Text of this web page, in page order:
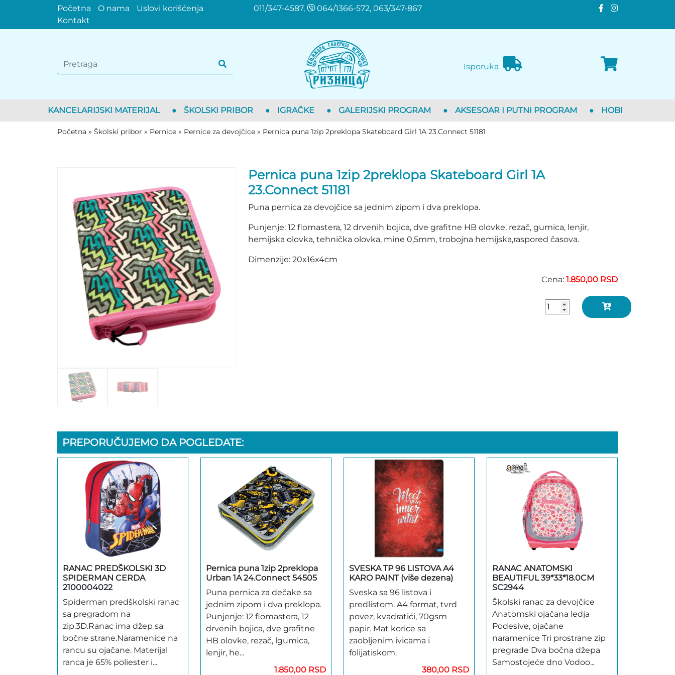
Početna O nama
Uslovi korišćenja
Kontakt
011/347-4587, 064/1366-572, 063/347-867
Isporuka
KANCELARIJSKI MATERIJAL ● ŠKOLSKI PRIBOR ● IGRAČKE ● GALERIJSKI PROGRAM ● AKSESOAR I PUTNI PROGRAM ● HOBI
Početna » Školski pribor » Pernice » Pernice za devojčice » Pernica puna 1zip 2preklopa Skateboard Girl 1A 23.Connect 51181
Pernica puna 1zip 2preklopa Skateboard Girl 1A
23.Connect 51181
Puna pernica za devojčice sa jednim zipom i dva preklopa.
Punjenje: 12 flomastera, 12 drvenih bojica, dve grafitne HB olovke, rezač, gumica, lenjir,
hemijska olovka, tehnička olovka, mine 0,5mm, trobojna hemijska,raspored časova.
Dimenzije: 20x16x4cm
Cena: 1.850,00 RSD
PREPORUČUJEMO DA POGLEDATE:
RANAC PREDŠKOLSKI 3D
SPIDERMAN CERDA
2100004022
Spiderman predškolski ranac
sa pregradom na
zip.3D.Ranac ima džep sa
bočne strane.Naramenice na
rancu su ojačane. Materijal
ranca je 65% poliester i...
Pernica puna 1zip 2preklopa
Urban 1A 24.Connect 54505
Puna pernica za dečake sa
jednim zipom i dva preklopa.
Punjenje: 12 flomastera, 12
drvenih bojica, dve grafitne
HB olovke, rezač, lgumica,
lenjir, he...
1.850,00 RSD
SVESKA TP 96 LISTOVA A4
KARO PAINT (više dezena)
Sveska sa 96 listova i
predlistom. A4 format, tvrd
povez, kvadratići, 70gsm
papir. Mat korice sa
zaobljenim ivicama i
folijatiskom.
380,00 RSD
RANAC ANATOMSKI
BEAUTIFUL 39*33*18.0CM
SC2944
Školski ranac za devojčice
Anatomski ojačana ledja
Podesive, ojačane
naramenice Tri prostrane zip
pregrade Dva bočna džepa
Samostojeće dno Vodoo...